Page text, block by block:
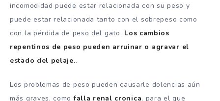
incomodidad puede estar relacionada con su peso y
puede estar relacionada tanto con el sobrepeso como
con la pérdida de peso del gato. Los cambios
repentinos de peso pueden arruinar o agravar el
estado del pelaje..
Los problemas de peso pueden causarle dolencias aún
más graves, comofalla renal cronica, para el que